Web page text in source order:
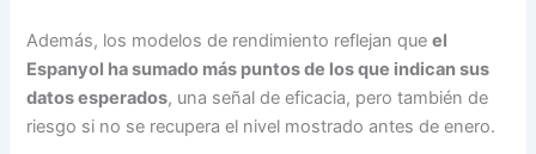
Además, los modelos de rendimiento reflejan queel
Espanyol ha sumado más puntos de los que indican sus
datos esperados, una señal de eficacia, pero también de
riesgo si no se recupera el nivel mostrado antes de enero.